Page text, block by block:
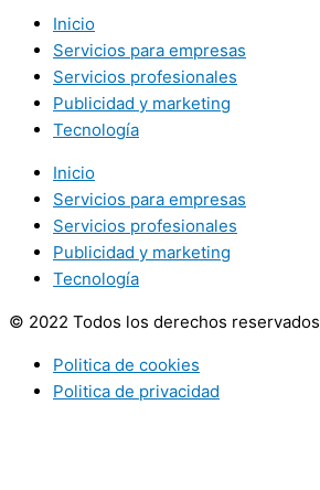
Inicio
Servicios para empresas
Servicios profesionales
Publicidad y marketing
Tecnología
Inicio
Servicios para empresas
Servicios profesionales
Publicidad y marketing
Tecnología
© 2022 Todos los derechos reservados
Politica de cookies
Politica de privacidad